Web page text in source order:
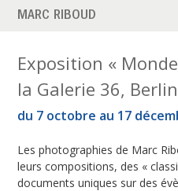
Aller
principal
MARC RIBOUD
M
o
i
s
Exposition «
la Galerie 36, Berlin
du 7 octobre au 17
Les photographies de Marc
leurs compositions, des «
documents uniques sur des